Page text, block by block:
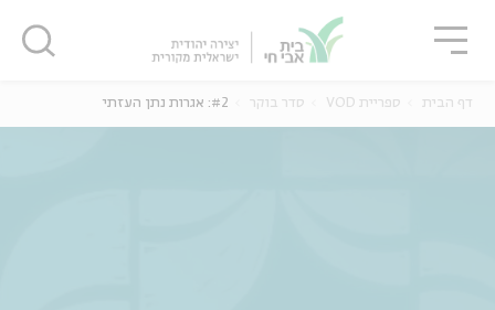
דף הבית ספריית VOD סדר בוקר #2: אגרות נתן העזתי
סגור